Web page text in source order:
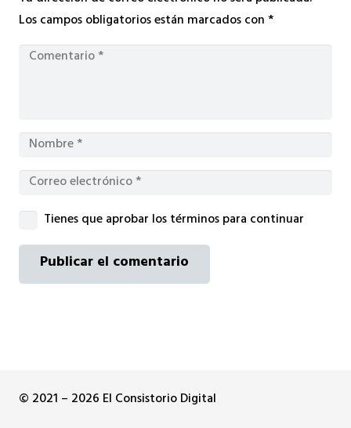
Los campos obligatorios están marcados con*
Tienes que aprobar los términos para continuar
Publicar el comentario
© 2021 – 2026 El Consistorio Digital